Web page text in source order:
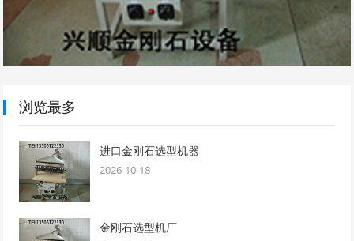
浏览最多
进口金刚石选型机器
2026-10-18
金刚石选型机厂